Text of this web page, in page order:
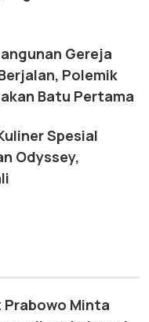
Gereja
Polemik
Batu Pertama
Spesial
Odyssey,
Prabowo Minta